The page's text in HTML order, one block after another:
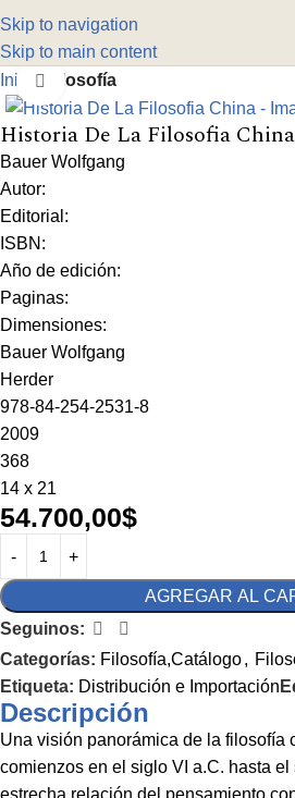
Skip to navigation
Skip to main content
Inicio Filosofía
Click to enlarge
Historia De La Filosofia China
Bauer Wolfgang
Autor:
Editorial:
ISBN:
Año de edición:
Paginas:
Dimensiones:
Bauer Wolfgang
Herder
978-84-254-2531-8
2009
368
14 x 21
54.700,00$
AGREGAR AL
Seguinos:
Categorías: Filosofía,Catálogo,
Etiqueta: Distribución e Importación
Descripción
Una visión panorámica de la filosofía
comienzos en el siglo VI a.C. hasta
estrecha relación del pensamiento